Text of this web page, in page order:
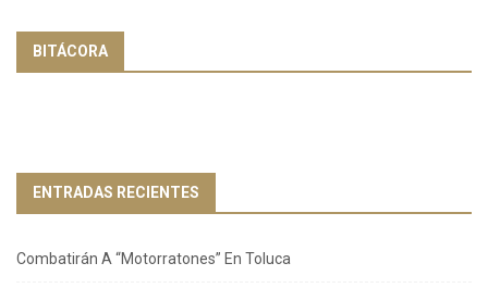
BITÁCORA
ENTRADAS RECIENTES
Combatirán A “Motorratones” En Toluca